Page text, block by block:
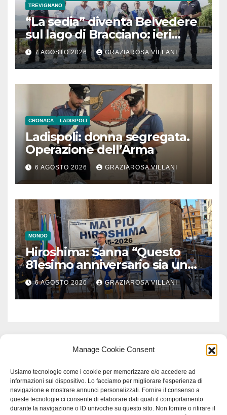
Manage Cookie Consent
Usiamo tecnologie come i cookie per memorizzare e/o accedere ad
informazioni sul dispositivo. Lo facciamo per migliorare l'esperienza di
navigazione e mostrare annunci personalizzati. Fornire il consenso a
queste tecnologie ci consente di elaborare dati quali il comportamento
durante la navigazione o ID univoche su questo sito. Non fornire o ritirare il
TREVIGNANO
“La sedia” diventa Belvedere
sul lago di Bracciano: ieri
l’inaugurazione
7 AGOSTO 2026 GRAZIAROSA VILLANI
CRONACA LADISPOLI
Ladispoli: donna segregata.
Operazione dell’Arma
6 AGOSTO 2026 GRAZIAROSA VILLANI
MONDO
Hiroshima: Sanna “Questo
81esimo anniversario sia un
monito per tutti”
6 AGOSTO 2026 GRAZIAROSA VILLANI